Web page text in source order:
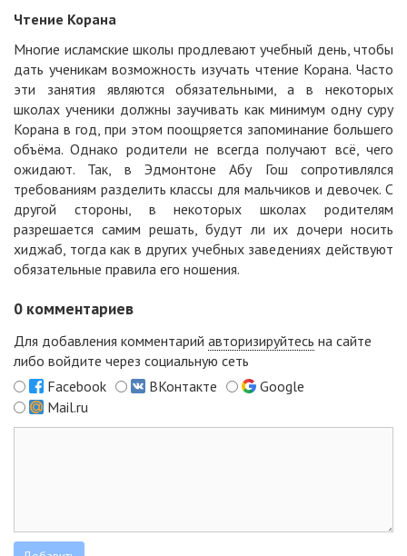
Чтение Корана
Многие исламские школы продлевают учебный день, чтобы
дать ученикам возможность изучать чтение Корана. Часто
эти занятия являются обязательными, а в некоторых
школах ученики должны заучивать как минимум одну суру
Корана в год, при этом поощряется запоминание большего
объёма. Однако родители не всегда получают всё, чего
ожидают. Так, в Эдмонтоне Абу Гош сопротивлялся
требованиям разделить классы для мальчиков и девочек. С
другой стороны, в некоторых школах родителям
разрешается самим решать, будут ли их дочери носить
хиджаб, тогда как в других учебных заведениях действуют
обязательные правила его ношения.
0 комментариев
Для добавления комментарий авторизируйтесь на сайте
либо войдите через социальную сеть
Facebook
ВКонтакте
Google
Mail.ru